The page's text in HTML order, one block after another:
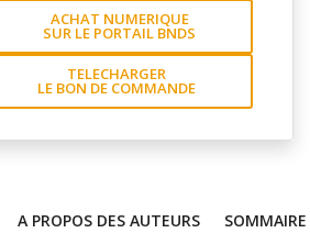
ACHAT NUMERIQUE
SUR LE PORTAIL BNDS
TELECHARGER
LE BON DE COMMANDE
A PROPOS DES AUTEURS SOMMAIRE